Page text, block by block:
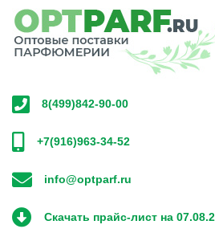
8(499)842-90-00
+7(916)963-34-52
info@optparf.ru
Скачать прайс-лист на